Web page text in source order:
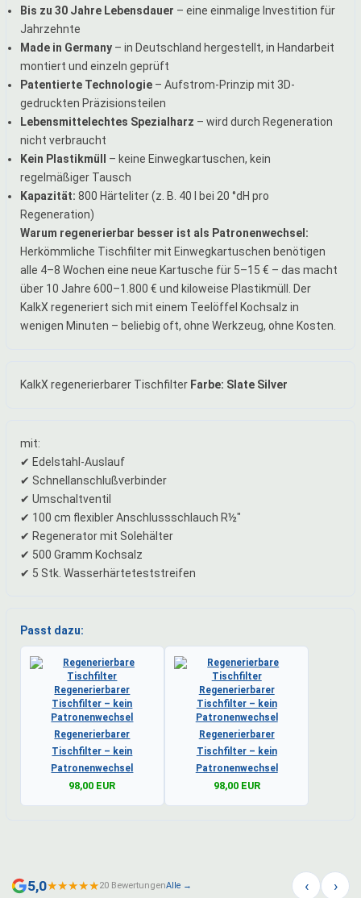
Bis zu 30 Jahre Lebensdauer – eine einmalige Investition für
Jahrzehnte
Made in Germany– in Deutschland hergestellt, in Handarbeit
montiert und einzeln geprüft
Patentierte Technologie– Aufstrom-Prinzip mit 3D-
gedruckten Präzisionsteilen
Lebensmittelechtes Spezialharz – wird durch Regeneration
nicht verbraucht
Kein Plastikmüll
– keine Einwegkartuschen, kein
regelmäßiger Tausch
Kapazität: 800 Härteliter (z. B. 40 l bei 20 °dH pro
Regeneration)
Warum regenerierbar besser ist als Patronenwechsel:
Herkömmliche Tischfilter mit Einwegkartuschen benötigen
alle 4–8 Wochen eine neue Kartusche für 5–15 € – das macht
über 10 Jahre 600–1.800 € und kiloweise Plastikmüll. Der
KalkX regeneriert sich mit einem Teelöffel Kochsalz in
wenigen Minuten – beliebig oft, ohne Werkzeug, ohne Kosten.
KalkX regenerierbarer Tischfilter Farbe: Slate Silver
mit:
✔ Edelstahl-Auslauf
✔ Schnellanschlußverbinder
✔ Umschaltventil
✔ 100 cm flexibler Anschlussschlauch R½"
✔ Regenerator mit Solehälter
✔ 500 Gramm Kochsalz
✔ 5 Stk. Wasserhärteteststreifen
Passt dazu:
Regenerierbarer
Tischfilter – kein
Patronenwechsel
98,00 EUR
Regenerierbarer
Tischfilter – kein
Patronenwechsel
98,00 EUR
5,0★★★★★20 BewertungenAlle → ‹ ›